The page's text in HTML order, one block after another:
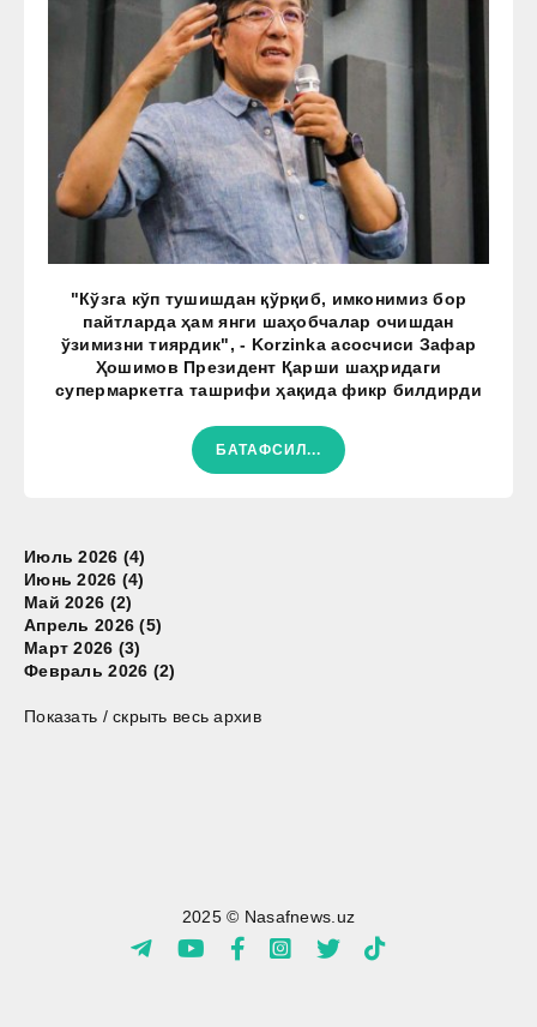
"Кўзга кўп тушишдан қўрқиб, имконимиз бор
пайтларда ҳам янги шаҳобчалар очишдан
ўзимизни тиярдик", - Korzinka асосчиси Зафар
Ҳошимов Президент Қарши шаҳридаги
супермаркетга ташрифи ҳақида фикр билдирди
БАТАФСИЛ...
Июль 2026 (4)
Июнь 2026 (4)
Май 2026 (2)
Апрель 2026 (5)
Март 2026 (3)
Февраль 2026 (2)
Показать / скрыть весь архив
2025 © Nasafnews.uz